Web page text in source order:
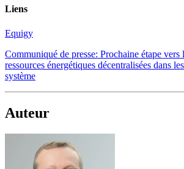
Liens
Equigy
Communiqué de presse: Prochaine étape vers
ressources énergétiques décentralisées dans
système
Auteur